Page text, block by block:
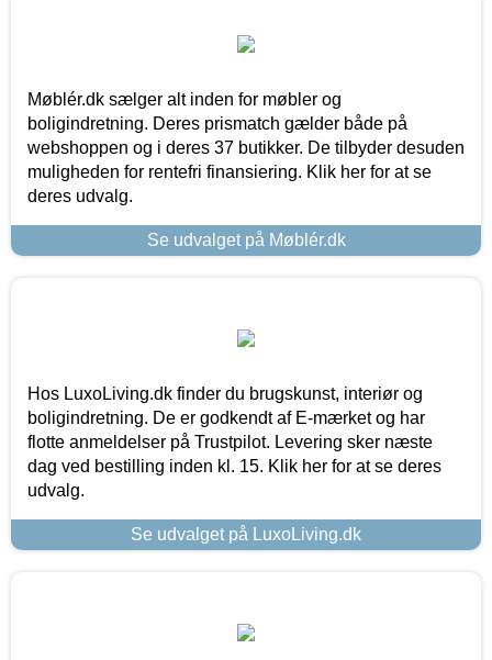
Møblér.dk sælger alt inden for møbler og
boligindretning. Deres prismatch gælder både på
webshoppen og i deres 37 butikker. De tilbyder desuden
muligheden for rentefri finansiering. Klik her for at se
deres udvalg.
Se udvalget på Møblér.dk
Hos LuxoLiving.dk finder du brugskunst, interiør og
boligindretning. De er godkendt af E-mærket og har
flotte anmeldelser på Trustpilot. Levering sker næste
dag ved bestilling inden kl. 15. Klik her for at se deres
udvalg.
Se udvalget på LuxoLiving.dk